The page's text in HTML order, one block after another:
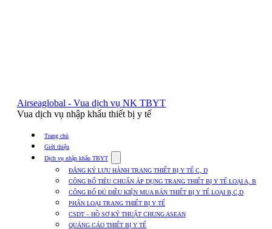
Airseaglobal - Vua dịch vụ NK TBYT
Vua dịch vụ nhập khẩu thiết bị y tế
Trang chủ
Giới thiệu
Dịch vụ nhập khẩu TBYT
submenu
for
Dịch
vụ
nhập
khẩu
TBYT
ĐĂNG KÝ LƯU HÀNH TRANG THIẾT BỊ Y TẾ C, D
CÔNG BỐ TIÊU CHUẨN ÁP DỤNG TRANG THIẾT BỊ Y TẾ LOẠI A, B
CÔNG BỐ ĐỦ ĐIỀU KIỆN MUA BÁN THIẾT BỊ Y TẾ LOẠI B,C,D
PHÂN LOẠI TRANG THIẾT BỊ Y TẾ
CSDT – HỒ SƠ KỸ THUẬT CHUNG ASEAN
QUẢNG CÁO THIẾT BỊ Y TẾ